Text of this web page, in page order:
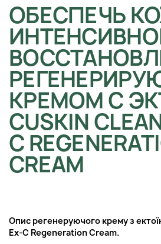
ОБЕСПЕЧЬ
КРЕМОМ С
CUSKIN
C
CREAM
Опис регенеруючого крему з
Ex-C Regeneration Cream.